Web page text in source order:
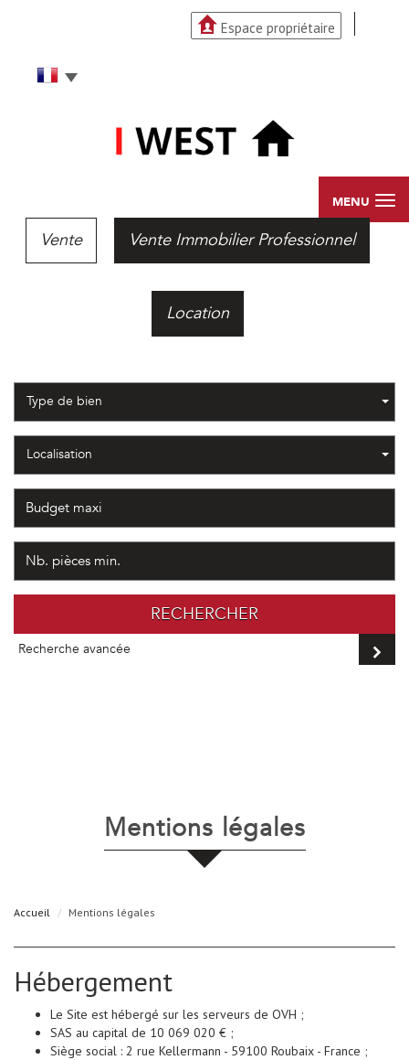
Espace propriétaire
MENU
Vente Vente Immobilier Professionnel
Location
Type de bien
Localisation
RECHERCHER
Recherche avancée
mentions légales
Accueil Mentions légales
Hébergement
Le Site est hébergé sur les serveurs de OVH ;
SAS au capital de 10 069 020 € ;
Siège social : 2 rue Kellermann - 59100 Roubaix - France ;